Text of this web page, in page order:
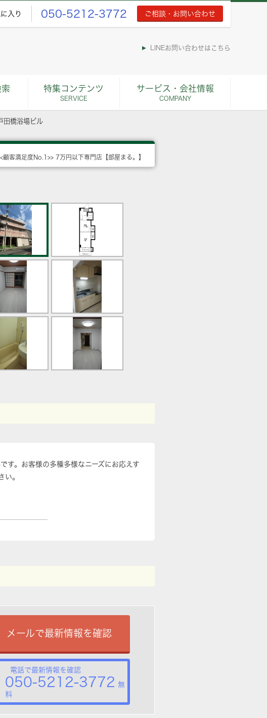
入り 050-5212-3772 ご相談・お問い合わせ
LINEお問い合わせはこちら
特集コンテンツ
SERVICE
サービス・会社情報
COMPANY
田橋浴場ビル
顧客満足度No.1>> 7万円以下専門店【部屋まる。】
す。お客様の多種多様なニーズにお応えす
い。
メールで最新情報を確認
電話で最新情報を確認
050-5212-3772 無
料